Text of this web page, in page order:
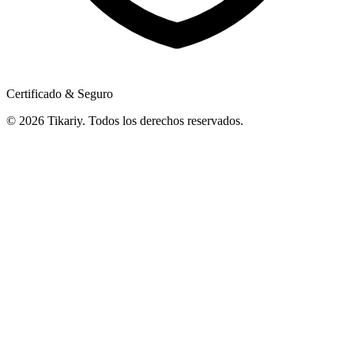
Certificado & Seguro
© 2026 Tikariy. Todos los derechos reservados.